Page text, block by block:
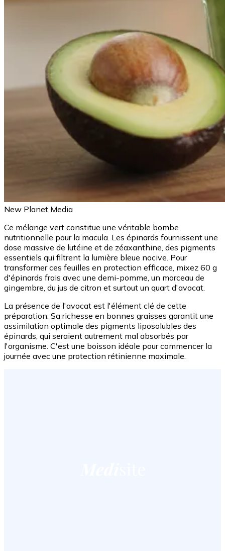
New Planet Media
Ce mélange vert constitue une véritable bombe
nutritionnelle pour la macula. Les épinards fournissent une
dose massive de lutéine et de zéaxanthine, des pigments
essentiels qui filtrent la lumière bleue nocive. Pour
transformer ces feuilles en protection efficace, mixez 60 g
d'épinards frais avec une demi-pomme, un morceau de
gingembre, du jus de citron et surtout un quart d'avocat.
La présence de l'avocat est l'élément clé de cette
préparation. Sa richesse en bonnes graisses garantit une
assimilation optimale des pigments liposolubles des
épinards, qui seraient autrement mal absorbés par
l'organisme. C'est une boisson idéale pour commencer la
journée avec une protection rétinienne maximale.